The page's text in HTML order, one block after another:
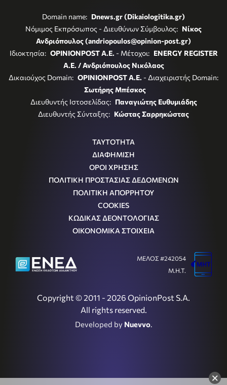
×
Domain name: Dnews.gr (Dikaiologitika.gr)
Νόμιμος Εκπρόσωπος - Διευθύνων Σύμβουλος: Νίκος
Ανδριόπουλος (andriopoulos@opinion-post.gr)
Ιδιοκτησία: OPINIONPOST A.E. - Μέτοχοι: ENERGY REGISTER
Α.Ε. / Ανδριόπουλος Νικόλαος
Δικαιούχος Domain: OPINIONPOST A.E. - Διαχειριστής Domain:
Σωτήρης Μπέσκος
Διευθυντής Ιστοσελίδας: Παναγιώτης Ευθυμιάδης
Διευθυντής Σύνταξης: Κώστας Σαρρηκώστας
ΤΑΥΤΟΤΗΤΑ
ΔΙΑΦΗΜΙΣΗ
ΟΡΟΙ ΧΡΗΣΗΣ
ΠΟΛΙΤΙΚΗ ΠΡΟΣΤΑΣΙΑΣ ΔΕΔΟΜΕΝΩΝ
ΠΟΛΙΤΙΚΗ ΑΠΟΡΡΗΤΟΥ
COOKIES
ΚΩΔΙΚΑΣ ΔΕΟΝΤΟΛΟΓΙΑΣ
ΟΙΚΟΝΟΜΙΚΑ ΣΤΟΙΧΕΙΑ
Copyright © 2011 - 2026 OpinionPost S.A.
All rights reserved.
Developed by Nuevvo.
ΜΕΛΟΣ #242054
Μ.Η.Τ.